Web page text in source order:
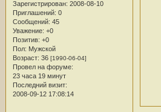
Зарегистрирован: 2008-08-10
Приглашений: 0
Сообщений: 45
Уважение: +0
Позитив: +0
Пол: Мужской
Возраст: 36 [1990-06-04]
Провел на форуме:
23 часа 19 минут
Последний визит:
2008-09-12 17:08:14